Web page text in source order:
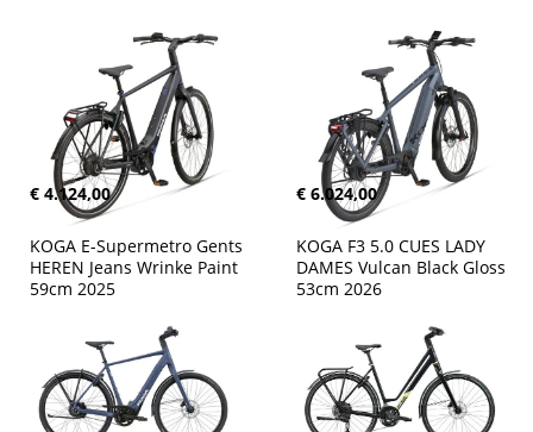
€ 4.124,00 € 6.024,00
KOGA E-Supermetro Gents
HEREN Jeans Wrinke Paint
59cm 2025
KOGA F3 5.0 CUES LADY
DAMES Vulcan Black Gloss
53cm 2026